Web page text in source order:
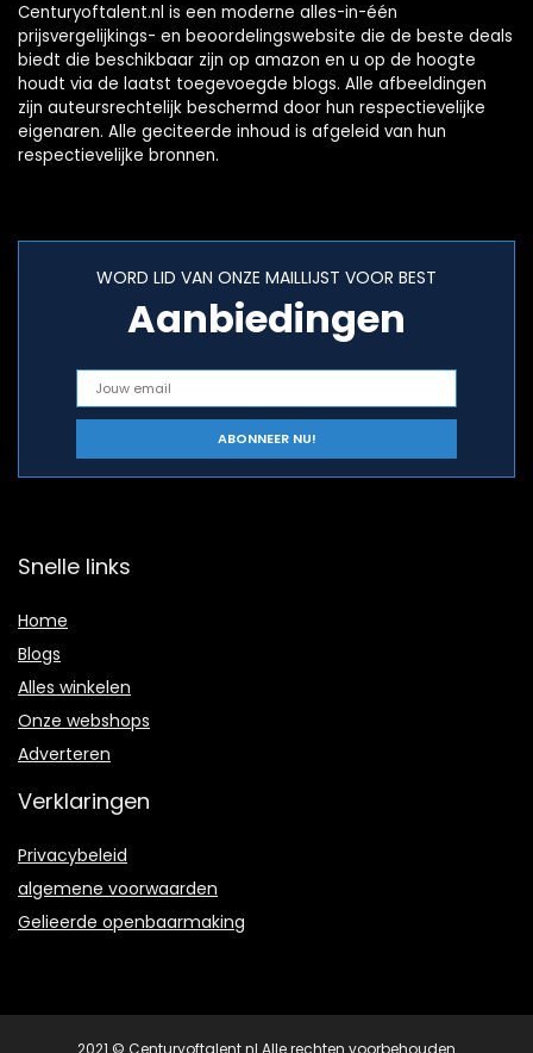
Centuryoftalent.nl is een moderne alles-in-één
prijsvergelijkings- en beoordelingswebsite die de beste deals
biedt die beschikbaar zijn op amazon en u op de hoogte
houdt via de laatst toegevoegde blogs. Alle afbeeldingen
zijn auteursrechtelijk beschermd door hun respectievelijke
eigenaren. Alle geciteerde inhoud is afgeleid van hun
respectievelijke bronnen.
WORD LID VAN ONZE MAILLIJST VOOR BEST
Aanbiedingen
Snelle links
Home
Blogs
Alles winkelen
Onze webshops
Adverteren
Verklaringen
Privacybeleid
algemene voorwaarden
Gelieerde openbaarmaking